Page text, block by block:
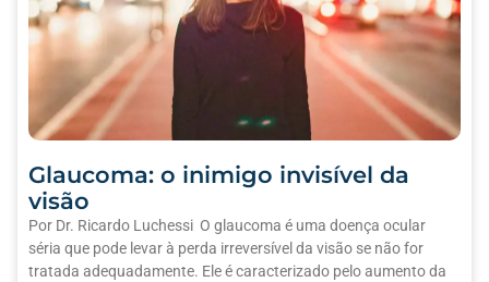
Glaucoma: o inimigo invisível da
visão
Por Dr. Ricardo Luchessi O glaucoma é uma doença ocular
séria que pode levar à perda irreversível da visão se não for
tratada adequadamente. Ele é caracterizado pelo aumento da